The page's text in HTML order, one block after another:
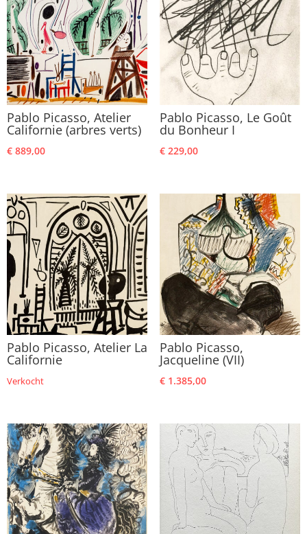
Pablo Picasso, Atelier
Californie (arbres verts)
€ 889,00
Pablo Picasso, Le Goût
du Bonheur I
€229,00
Pablo Picasso, Atelier La
Californie
Verkocht
Pablo Picasso,
Jacqueline (VII)
€1.385,00